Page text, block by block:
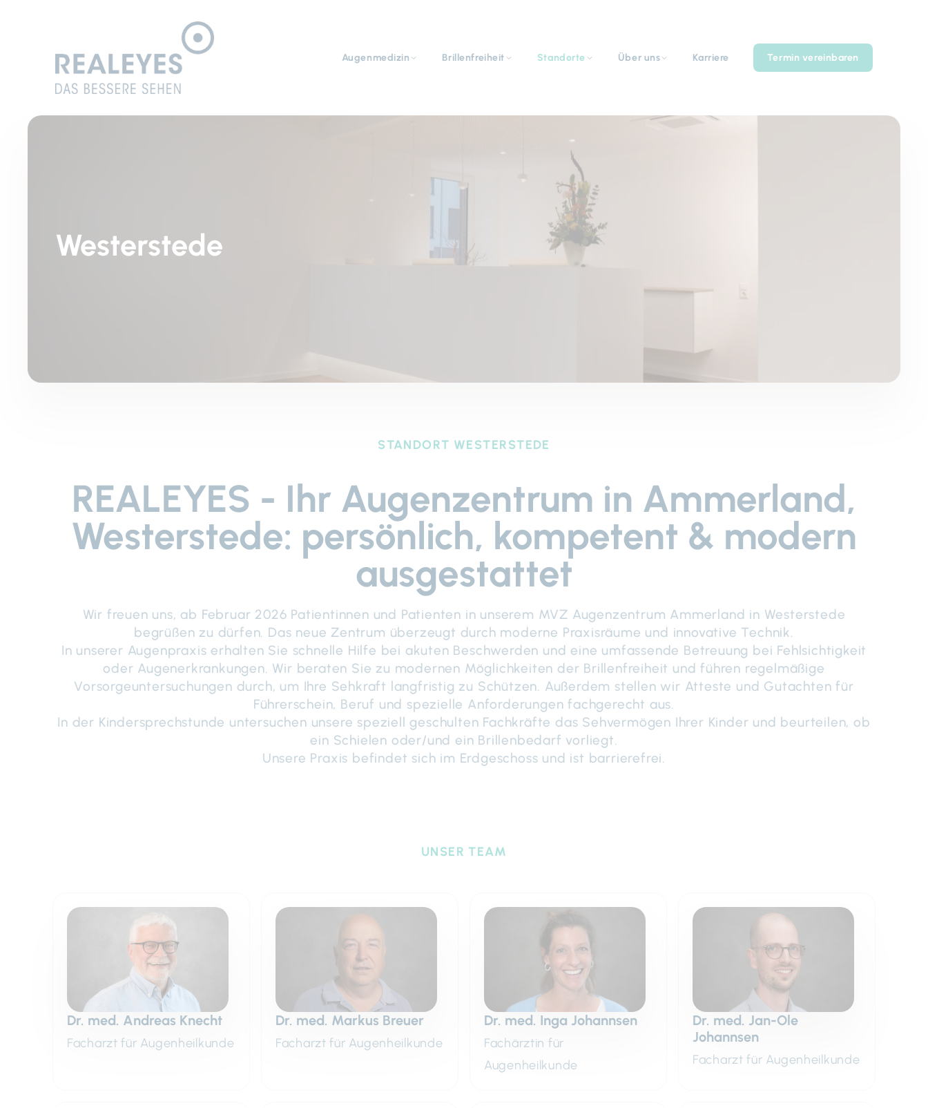
Augenmedizin Brillenfreiheit Standorte Über uns Karriere Termin vereinbaren
Westerstede
STANDORT WESTERSTEDE
REALEYES - Ihr Augenzentrum in Ammerland,
Westerstede: persönlich, kompetent & modern
ausgestattet
Wir freuen uns, ab Februar 2026 Patientinnen und Patienten in unserem MVZ Augenzentrum Ammerland in Westerstede
begrüßen zu dürfen. Das neue Zentrum überzeugt durch moderne Praxisräume und innovative Technik.
In unserer Augenpraxis erhalten Sie schnelle Hilfe bei akuten Beschwerden und eine umfassende Betreuung bei Fehlsichtigkeit
oder Augenerkrankungen. Wir beraten Sie zu modernen Möglichkeiten der Brillenfreiheit und führen regelmäßige
Vorsorgeuntersuchungen durch, um Ihre Sehkraft langfristig zu Schützen. Außerdem stellen wir Atteste und Gutachten für
Führerschein, Beruf und spezielle Anforderungen fachgerecht aus.
In der Kindersprechstunde untersuchen unsere speziell geschulten Fachkräfte das Sehvermögen Ihrer Kinder und beurteilen, ob
ein Schielen oder/und ein Brillenbedarf vorliegt.
Unsere Praxis befindet sich im Erdgeschoss und ist barrierefrei.
UNSER TEAM
Dr. med. Andreas Knecht
Facharzt für Augenheilkunde
Dr. med. Markus Breuer
Facharzt für Augenheilkunde
Dr. med. Inga Johannsen
Fachärztin für
Augenheilkunde
Dr. med. Jan-Ole
Johannsen
Facharzt für Augenheilkunde